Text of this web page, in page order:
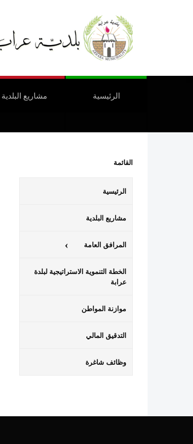
الرئيسية مشاريع البلدية
القائمة
الرئيسية
مشاريع البلدية
المرافق العامة
الخطة التنموية الاستراتيجية لبلدة
عرابة
موازنة المواطن
التدقيق المالي
وظائف شاغرة